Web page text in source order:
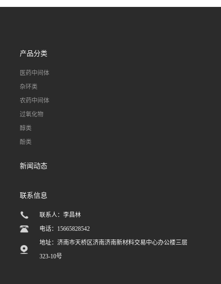
产品分类
医药中间体
杂环类
农药中间体
过氧化物
醇类
酚类
新闻动态
联系信息
联系人：李昌林
电话：15665828542
地址：济南市天桥区济南济南新材料交易中心办公楼三层
323-10号